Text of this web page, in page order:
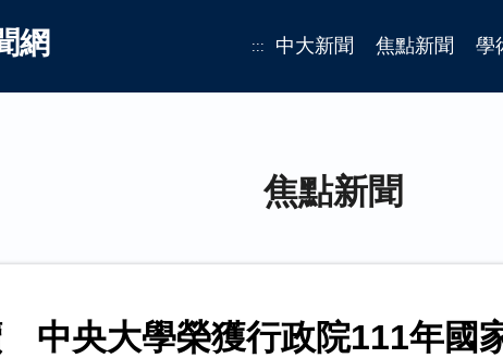
網 ::: 中大新聞 焦點新聞 學
焦點新聞
中央大學榮獲行政院111年國